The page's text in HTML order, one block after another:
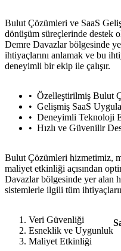
Bulut Çözümleri ve SaaS
dönüşüm süreçlerinde destek
Demre Davazlar bölgesinde
ihtiyaçlarını anlamak ve bu
deneyimli bir ekip ile çalışır.
Özelleştirilmiş Bulut
Gelişmiş SaaS
Deneyimli Teknoloji
Hızlı ve Güvenilir
Bulut Çözümleri hizmetimiz,
maliyet etkinliği açısından
Davazlar bölgesinde yer alan
sistemlerle ilgili tüm
Veri Güvenliği
Esneklik ve Uygunluk
Maliyet Etkinliği